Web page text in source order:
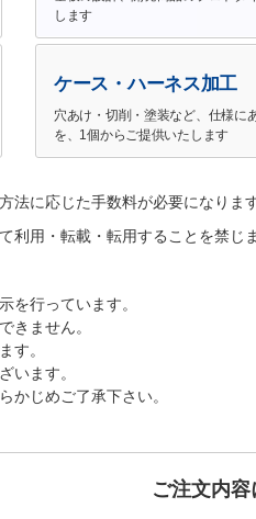
します
ケース・ハーネス加工
穴あけ・切削・塗装など、仕様に
を、1個からご提供いたします
に応じた手数料が必要になります
用・転載・転用することを禁じま
を行っています。
きません。
す。
います。
かじめご了承下さい。
ご注文内